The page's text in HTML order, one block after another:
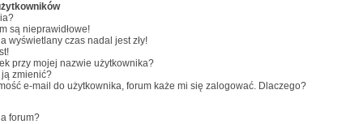
są nieprawidłowe!
wyświetlany czas nadal jest zły!
przy mojej nazwie użytkownika?
zmienić?
e-mail do użytkownika, forum każe mi się zalogować. Dlaczego?
forum?